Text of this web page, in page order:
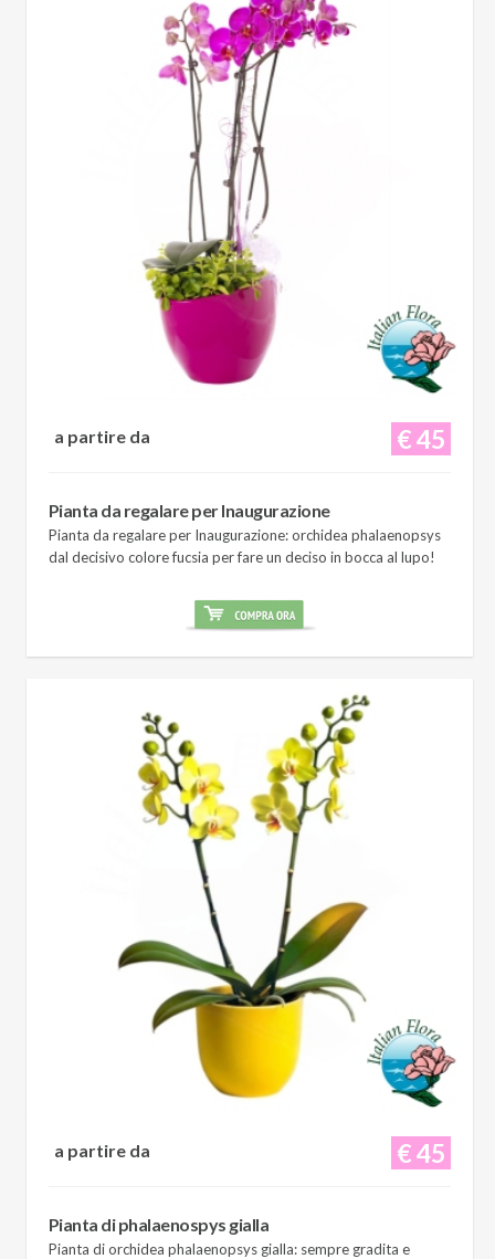
€ 45
a partire da
Pianta da regalare per Inaugurazione
Pianta da regalare per Inaugurazione: orchidea phalaenopsys
dal decisivo colore fucsia per fare un deciso in bocca al lupo!
€ 45
a partire da
Pianta di phalaenospys gialla
Pianta di orchidea phalaenopsys gialla: sempre gradita e